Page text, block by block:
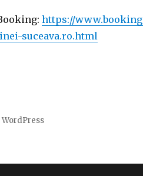
https://
suceava.ro.html